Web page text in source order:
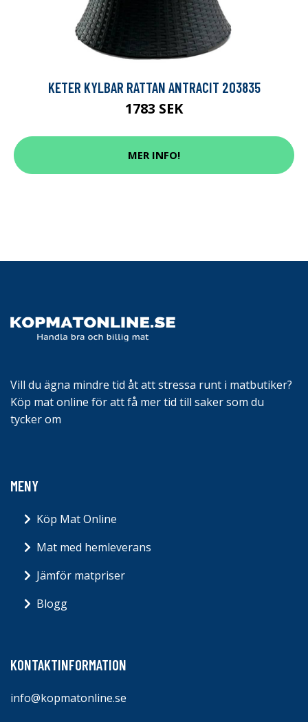
KETER KYLBAR RATTAN ANTRACIT 203835
1783 SEK
MER INFO!
Vill du ägna mindre tid åt att stressa runt i matbutiker?
Köp mat online för att få mer tid till saker som du
tycker om
MENY
Köp Mat Online
Mat med hemleverans
Jämför matpriser
Blogg
KONTAKTINFORMATION
info@kopmatonline.se